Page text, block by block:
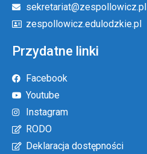
sekretariat@zespollowicz.pl
zespollowicz.edulodzkie.pl
Przydatne linki
Facebook
Youtube
Instagram
RODO
Deklaracja dostępności